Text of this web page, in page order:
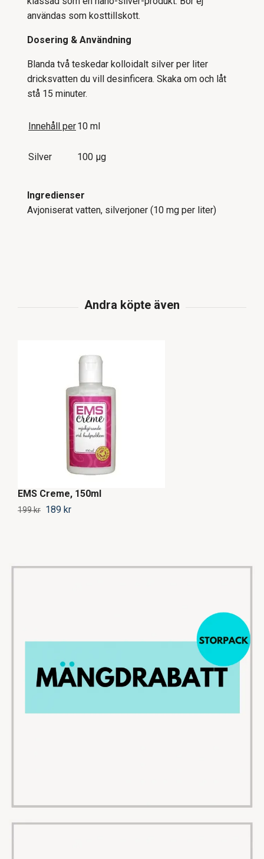
användas som kosttillskott.
Dosering & Användning
Blanda två teskedar kolloidalt silver per liter
dricksvatten du vill desinficera. Skaka om och låt
stå 15 minuter.
Innehåll per10 ml
Silver 100 µg
Ingredienser
Avjoniserat vatten, silverjoner (10 mg per liter)
EMS Creme, 150ml
199 kr 189 kr